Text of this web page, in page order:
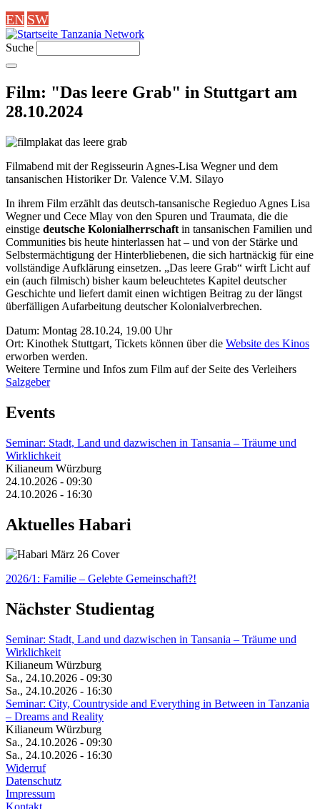
EN SW
Tanzania Network
Suche
Film: "Das leere Grab" in Stuttgart am
28.10.2024
Filmabend mit der Regisseurin Agnes-Lisa Wegner und dem
tansanischen Historiker Dr. Valence V.M. Silayo
In ihrem Film erzählt das deutsch-tansanische Regieduo Agnes Lisa
Wegner und Cece Mlay von den Spuren und Traumata, die die
einstige deutsche Kolonialherrschaft in tansanischen Familien und
Communities bis heute hinterlassen hat – und von der Stärke und
Selbstermächtigung der Hinterbliebenen, die sich hartnäckig für eine
vollständige Aufklärung einsetzen. „Das leere Grab“ wirft Licht auf
ein (auch filmisch) bisher kaum beleuchtetes Kapitel deutscher
Geschichte und liefert damit einen wichtigen Beitrag zu der längst
überfälligen Aufarbeitung deutscher Kolonialverbrechen.
Datum: Montag 28.10.24, 19.00 Uhr
Ort: Kinothek Stuttgart, Tickets können über die Website des Kinos
erworben werden.
Weitere Termine und Infos zum Film auf der Seite des Verleihers
Salzgeber
Events
Seminar: Stadt, Land und dazwischen in Tansania – Träume und
Wirklichkeit
Kilianeum Würzburg
24.10.2026 - 09:30
24.10.2026 - 16:30
Aktuelles Habari
2026/1: Familie – Gelebte Gemeinschaft?!
Nächster Studientag
Seminar: Stadt, Land und dazwischen in Tansania – Träume und
Wirklichkeit
Kilianeum Würzburg
Sa., 24.10.2026 - 09:30
Sa., 24.10.2026 - 16:30
Seminar: City, Countryside and Everything in Between in Tanzania
– Dreams and Reality
Kilianeum Würzburg
Sa., 24.10.2026 - 09:30
Sa., 24.10.2026 - 16:30
Widerruf
Datenschutz
Impressum